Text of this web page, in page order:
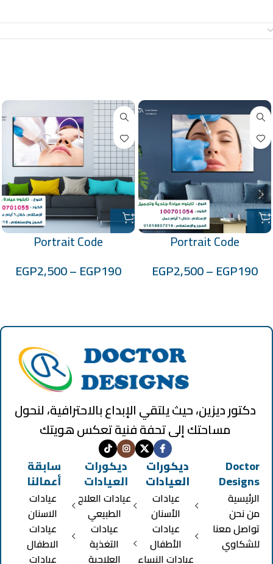
Portrait Code
EGP190
–
EGP2,500
Portrait Code
EGP190
–
EGP2,500
دكتور ديزين، حيث يلتقي الإبداع بالاحترافية، لنحول
مساحتك إلى تحفة فنية تعكس هويتك
Doctor
Designs
الرئيسية
من نحن
تواصل معنا
للشكاوي
ديكورات
العيادات
عيادات
الأسنان
عيادات
الأطفال
عيادات النساء
ديكورات
العيادات
عيادات العلاج
الطبيعي
عيادات
التغذية
العلاجية
سابقة
أعمالنا
عيادات
الاسنان
عيادات
الاطفال
عيادات